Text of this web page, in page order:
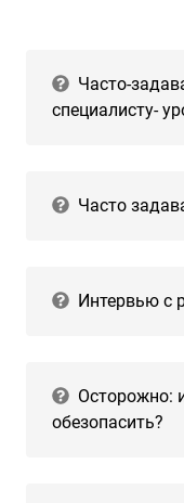
Часто-
специалисту-
Часто
Интервью с
Осторожно:
обезопасить?